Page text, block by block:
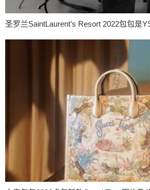
圣罗兰SaintLaurent’s Resort 2022包包是